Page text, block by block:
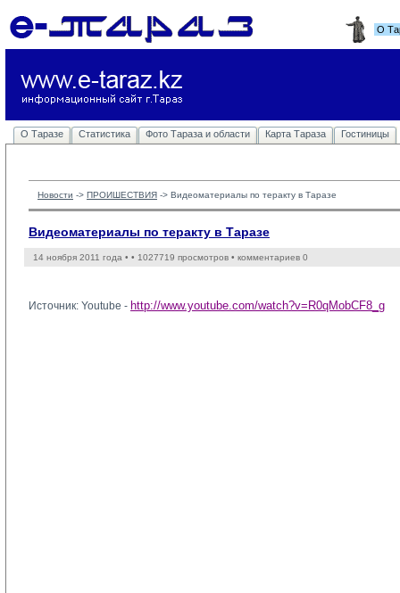
О
О Таразе Статистика Фото Тараза и области Карта Тараза Гостиницы
Новости -> ПРОИШЕСТВИЯ -> Видеоматериалы по теракту в Таразе
Видеоматериалы по теракту в Таразе
14 ноября 2011 года • • 1027719 просмотров • комментариев 0
Источник: Youtube - http://www.youtube.com/watch?v=R0qMobCF8_g